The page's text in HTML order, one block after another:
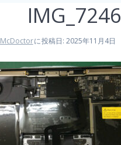
IMG_7246
McDoctorに投稿日: 2025年11月4日